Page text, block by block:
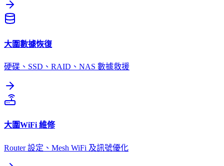
大圍數據恢復
硬碟、SSD、RAID、NAS 數據救援
大圍WiFi 維修
Router 設定、Mesh WiFi 及訊號優化